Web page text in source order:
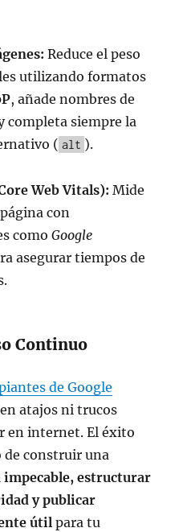
Reduce el peso
utilizando formatos
, añade nombres de
completa siempre la
( alt ).
Web Vitals): Mide
con
comoGoogle
asegurar tiempos de
Continuo
de Google
atajos ni trucos
en internet. El éxito
de construir una
estructurar
y publicar
útilpara tu